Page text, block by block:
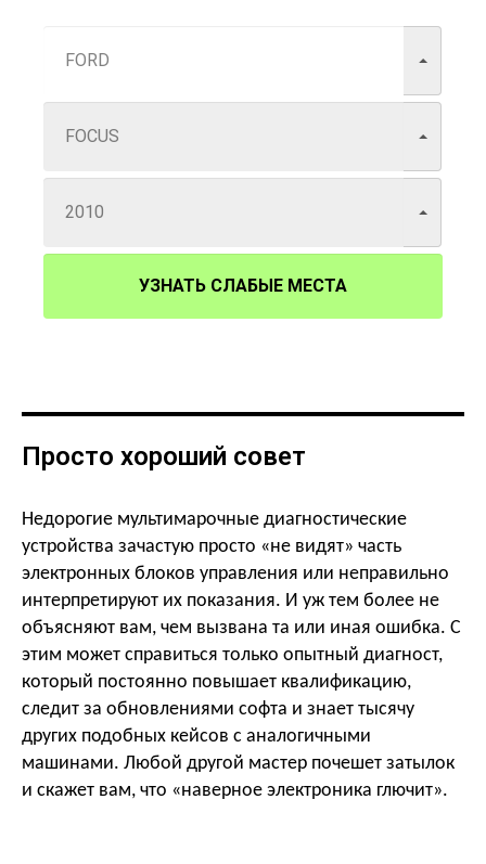
УЗНАТЬ СЛАБЫЕ МЕСТА
Просто хороший совет
Недорогие мультимарочные диагностические
устройства зачастую просто «не видят» часть
электронных блоков управления или неправильно
интерпретируют их показания. И уж тем более не
объясняют вам, чем вызвана та или иная ошибка. С
этим может справиться только опытный диагност,
который постоянно повышает квалификацию,
следит за обновлениями софта и знает тысячу
других подобных кейсов с аналогичными
машинами. Любой другой мастер почешет затылок
и скажет вам, что «наверное электроника глючит».